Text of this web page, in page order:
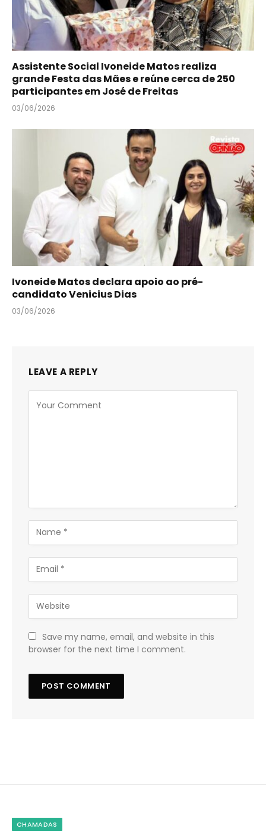
Assistente Social Ivoneide Matos realiza
grande Festa das Mães e reúne cerca de 250
participantes em José de Freitas
03/06/2026
Ivoneide Matos declara apoio ao pré-
candidato Venicius Dias
03/06/2026
LEAVE A REPLY
Save my name, email, and website in this
browser for the next time I comment.
CHAMADAS